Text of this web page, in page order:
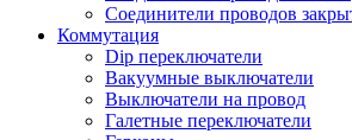
Соединители проводов
Коммутация
Dip переключатели
Вакуумные выключатели
Выключатели на провод
Галетные переключатели